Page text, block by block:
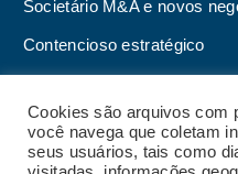
Societário M&A e novos
Contencioso estratégico
Advogado online
Planos de assessoria
Cookies são arquivos com
você navega que coletam
seus usuários, tais como